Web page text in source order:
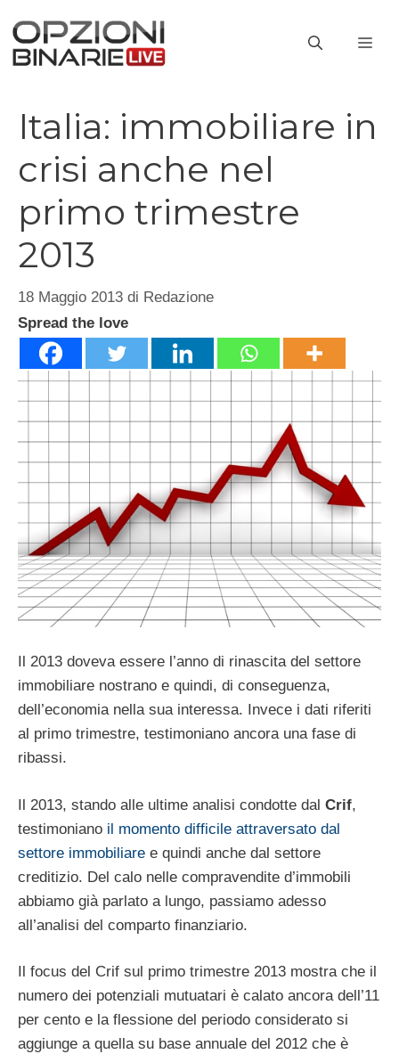
contenuto
Italia: immobiliare in
crisi anche nel
primo trimestre
2013
18 Maggio 2013 di Redazione
Spread the love
Il 2013 doveva essere l’anno di rinascita del settore
immobiliare nostrano e quindi, di conseguenza,
dell’economia nella sua interessa. Invece i dati riferiti
al primo trimestre, testimoniano ancora una fase di
ribassi.
Il 2013, stando alle ultime analisi condotte dal Crif,
testimoniano il momento difficile attraversato dal
settore immobiliare e quindi anche dal settore
creditizio. Del calo nelle compravendite d’immobili
abbiamo già parlato a lungo, passiamo adesso
all’analisi del comparto finanziario.
Il focus del Crif sul primo trimestre 2013 mostra che il
numero dei potenziali mutuatari è calato ancora dell’11
per cento e la flessione del periodo considerato si
aggiunge a quella su base annuale del 2012 che è